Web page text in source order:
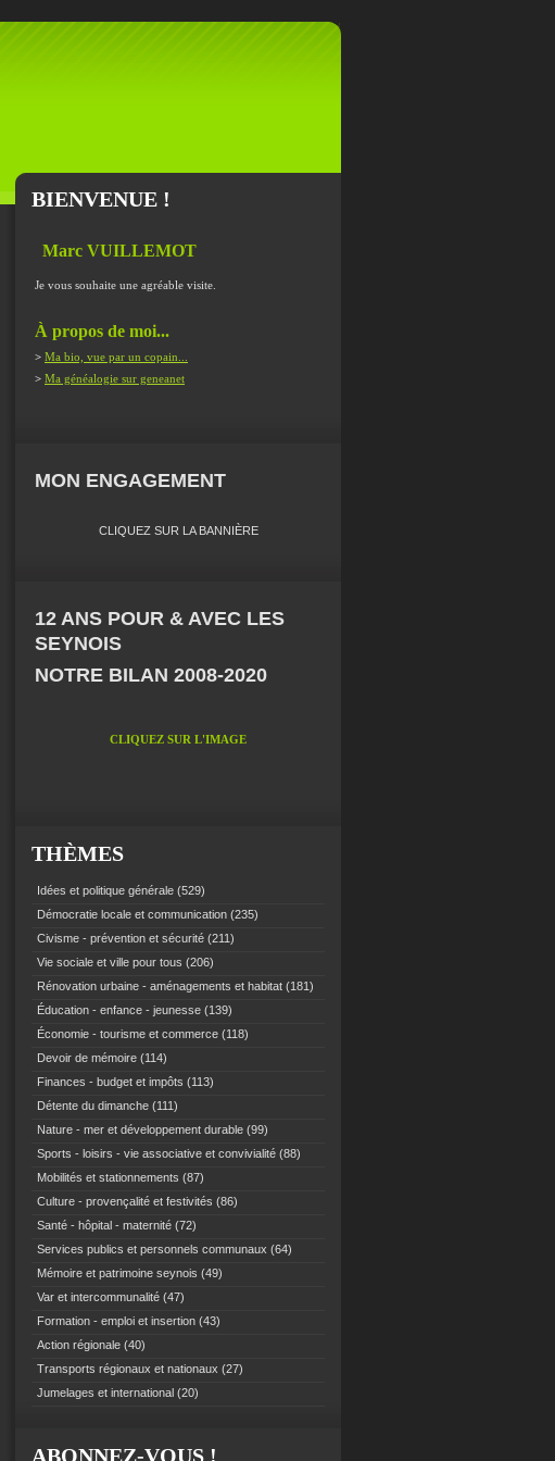
BIENVENUE !
Marc VUILLEMOT
Je vous souhaite une agréable visite.
À propos de moi...
> Ma bio, vue par un copain...
> Ma généalogie sur geneanet
MON ENGAGEMENT
CLIQUEZ SUR LA BANNIÈRE
12 ANS POUR & AVEC LES
SEYNOIS
NOTRE BILAN 2008-2020
CLIQUEZ SUR L'IMAGE
THÈMES
Idées et politique générale (529)
Démocratie locale et communication (235)
Civisme - prévention et sécurité (211)
Vie sociale et ville pour tous (206)
Rénovation urbaine - aménagements et habitat (181)
Éducation - enfance - jeunesse (139)
Économie - tourisme et commerce (118)
Devoir de mémoire (114)
Finances - budget et impôts (113)
Détente du dimanche (111)
Nature - mer et développement durable (99)
Sports - loisirs - vie associative et convivialité (88)
Mobilités et stationnements (87)
Culture - provençalité et festivités (86)
Santé - hôpital - maternité (72)
Services publics et personnels communaux (64)
Mémoire et patrimoine seynois (49)
Var et intercommunalité (47)
Formation - emploi et insertion (43)
Action régionale (40)
Transports régionaux et nationaux (27)
Jumelages et international (20)
ABONNEZ-VOUS !